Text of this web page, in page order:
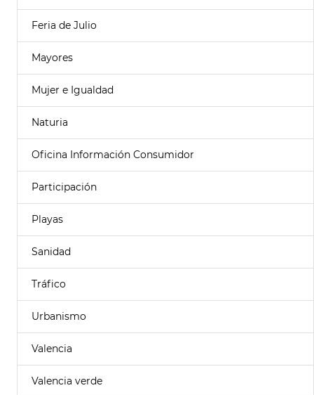
Feria de Julio
Mayores
Mujer e Igualdad
Naturia
Oficina Información Consumidor
Participación
Playas
Sanidad
Tráfico
Urbanismo
Valencia
Valencia verde